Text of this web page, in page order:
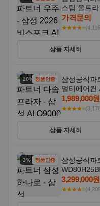
멀티에어컨
기본설치포함
1,989,000원
★★★★⭐
상품 자세히
3% 할인정품인증
삼성공식파
18kg 26년
3,299,000원
★★★★⭐
상품 자세히
3% 할인정품인증
삼성공식인
18kg 26년
3,299,000원
★★★★⭐